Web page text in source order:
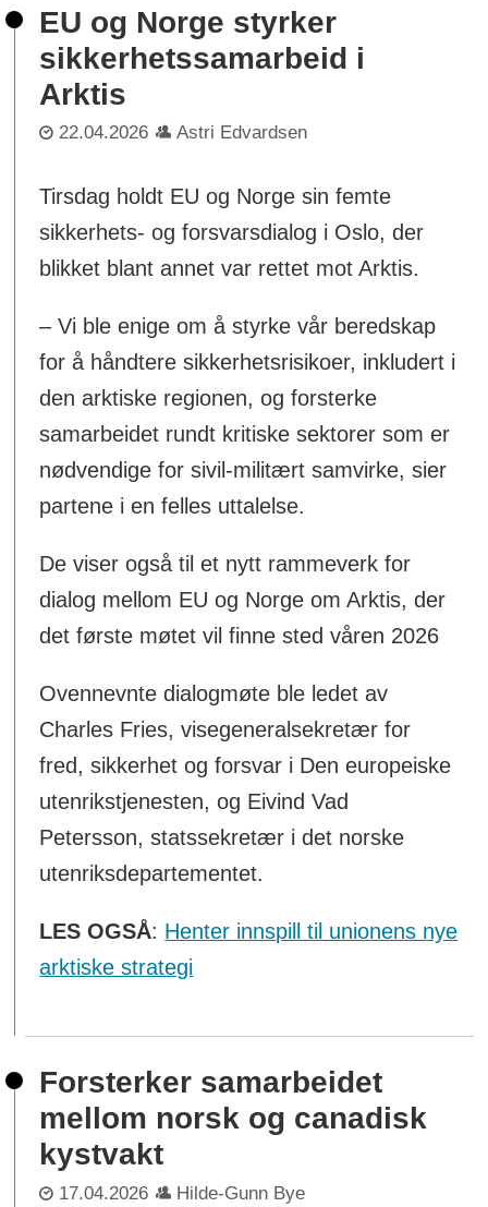
EU og Norge styrker
sikkerhetssamarbeid i
Arktis
22.04.2026 Astri Edvardsen
Tirsdag holdt EU og Norge sin femte
sikkerhets- og forsvarsdialog i Oslo, der
blikket blant annet var rettet mot Arktis.
– Vi ble enige om å styrke vår beredskap
for å håndtere sikkerhetsrisikoer, inkludert i
den arktiske regionen, og forsterke
samarbeidet rundt kritiske sektorer som er
nødvendige for sivil‑militært samvirke, sier
partene i en felles uttalelse.
De viser også til et nytt rammeverk for
dialog mellom EU og Norge om Arktis, der
det første møtet vil finne sted våren 2026
Ovennevnte dialogmøte ble ledet av
Charles Fries, visegeneralsekretær for
fred, sikkerhet og forsvar i Den europeiske
utenrikstjenesten, og Eivind Vad
Petersson, statssekretær i det norske
utenriksdepartementet.
LES OGSÅ: Henter innspill til unionens nye
arktiske strategi
Forsterker samarbeidet
mellom norsk og canadisk
kystvakt
17.04.2026 Hilde-Gunn Bye